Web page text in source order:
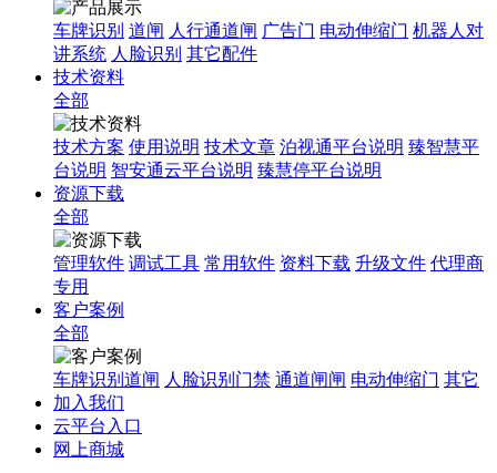
车牌识别 道闸 人行通道闸 广告门 电动伸缩门 机器人对
讲系统 人脸识别 其它配件
技术资料
全部
技术方案 使用说明 技术文章 泊视通平台说明 臻智慧平
台说明 智安通云平台说明 臻慧停平台说明
资源下载
全部
管理软件 调试工具 常用软件 资料下载 升级文件 代理商
专用
客户案例
全部
车牌识别道闸 人脸识别门禁 通道闸闸 电动伸缩门 其它
加入我们
云平台入口
网上商城